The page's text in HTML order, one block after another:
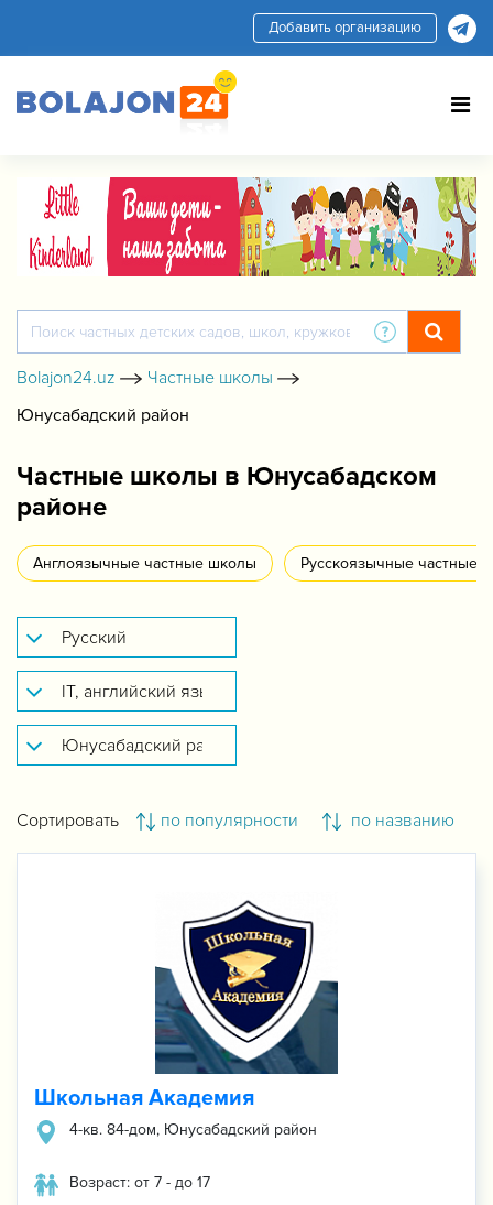
Добавить организацию
Bolajon24.uz
Частные школы
Юнусабадский район
Частные школы в Юнусабадском
районе
Англоязычные частные школы Русскоязычные частные
Сортировать по популярности по названию
Школьная Академия
4-кв. 84-дом, Юнусабадский район
Возраст: от 7 - до 17